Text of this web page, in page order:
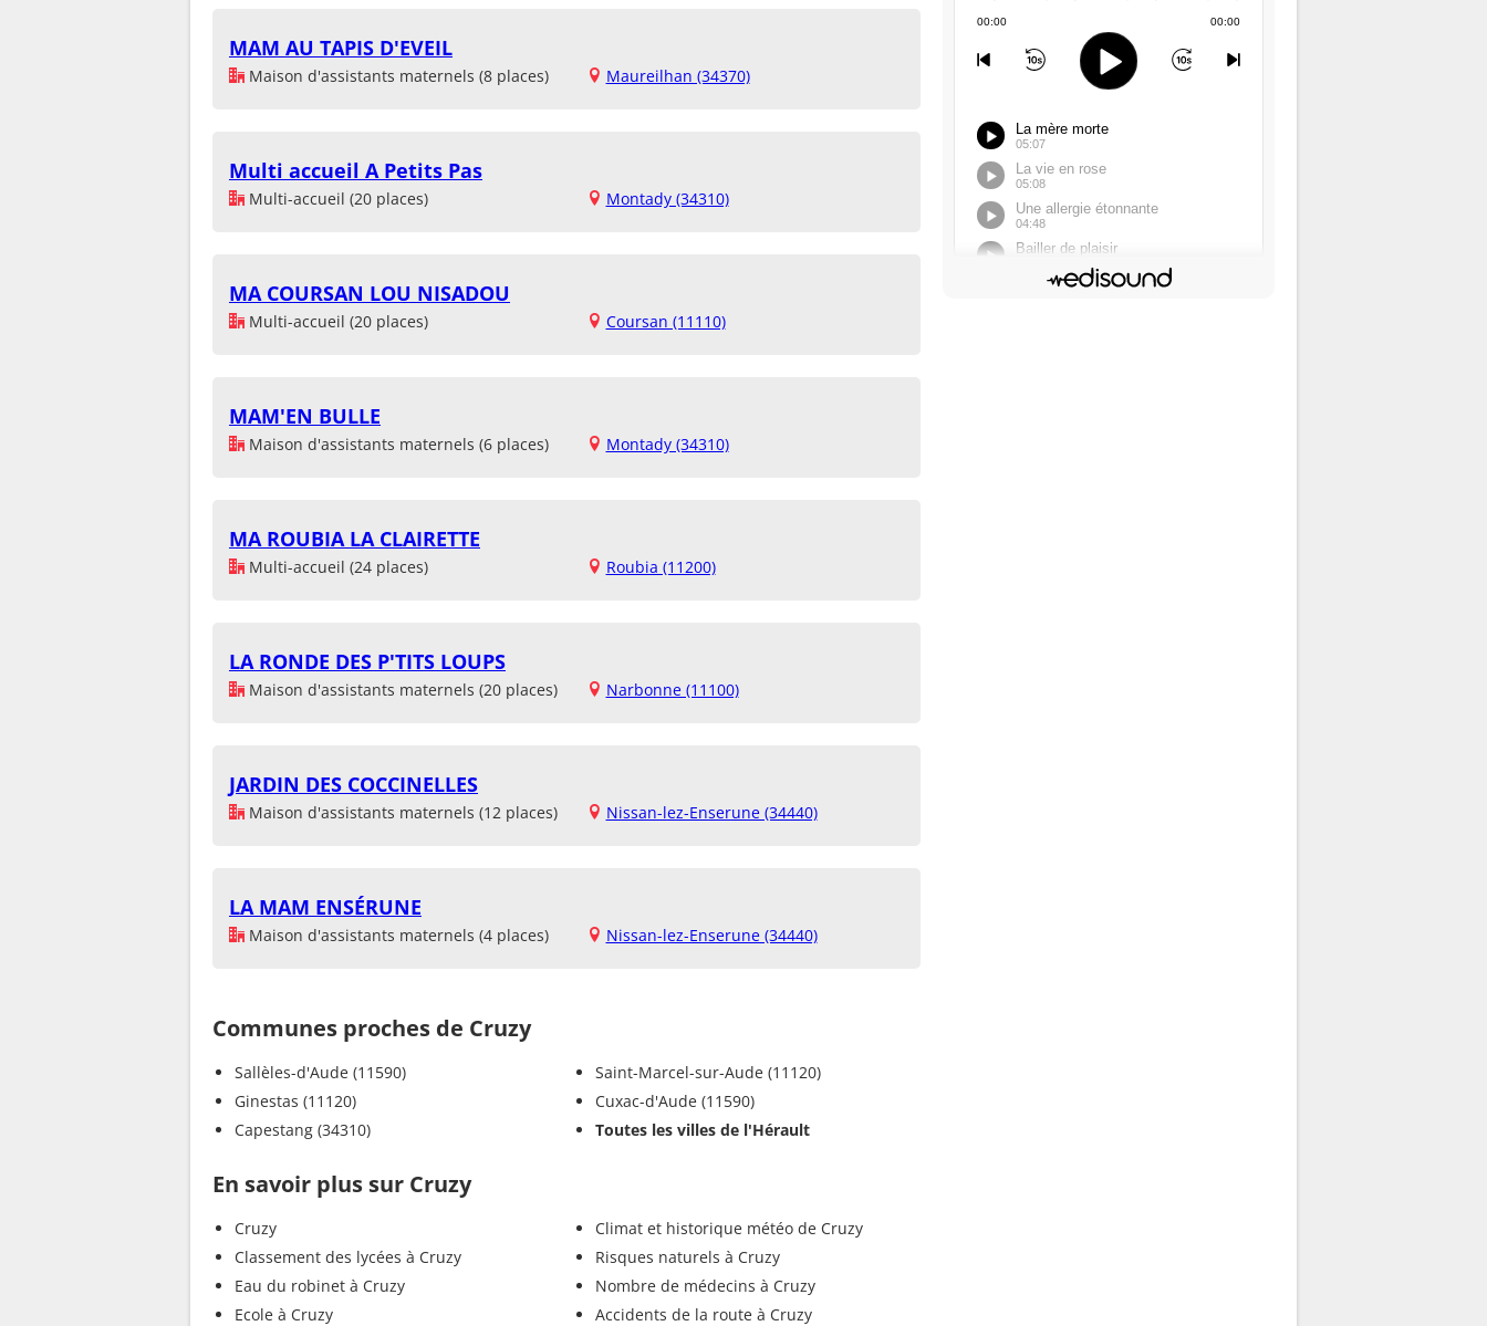
MAM AU TAPIS D'EVEIL
Maison d'assistants maternels (8 places) Maureilhan (34370)
Multi accueil A Petits Pas
Multi-accueil (20 places) Montady (34310)
MA COURSAN LOU NISADOU
Multi-accueil (20 places) Coursan (11110)
MAM'EN BULLE
Maison d'assistants maternels (6 places) Montady (34310)
MA ROUBIA LA CLAIRETTE
Multi-accueil (24 places) Roubia (11200)
LA RONDE DES P'TITS LOUPS
Maison d'assistants maternels (20 places) Narbonne (11100)
JARDIN DES COCCINELLES
Maison d'assistants maternels (12 places) Nissan-lez-Enserune (34440)
LA MAM ENSÉRUNE
Maison d'assistants maternels (4 places) Nissan-lez-Enserune (34440)
Communes proches de Cruzy
Sallèles-d'Aude (11590)
Ginestas (11120)
Capestang (34310)
Saint-Marcel-sur-Aude (11120)
Cuxac-d'Aude (11590)
Toutes les villes de l'Hérault
En savoir plus sur Cruzy
Cruzy
Classement des lycées à Cruzy
Eau du robinet à Cruzy
Ecole à Cruzy
Climat et historique météo de Cruzy
Risques naturels à Cruzy
Nombre de médecins à Cruzy
Accidents de la route à Cruzy